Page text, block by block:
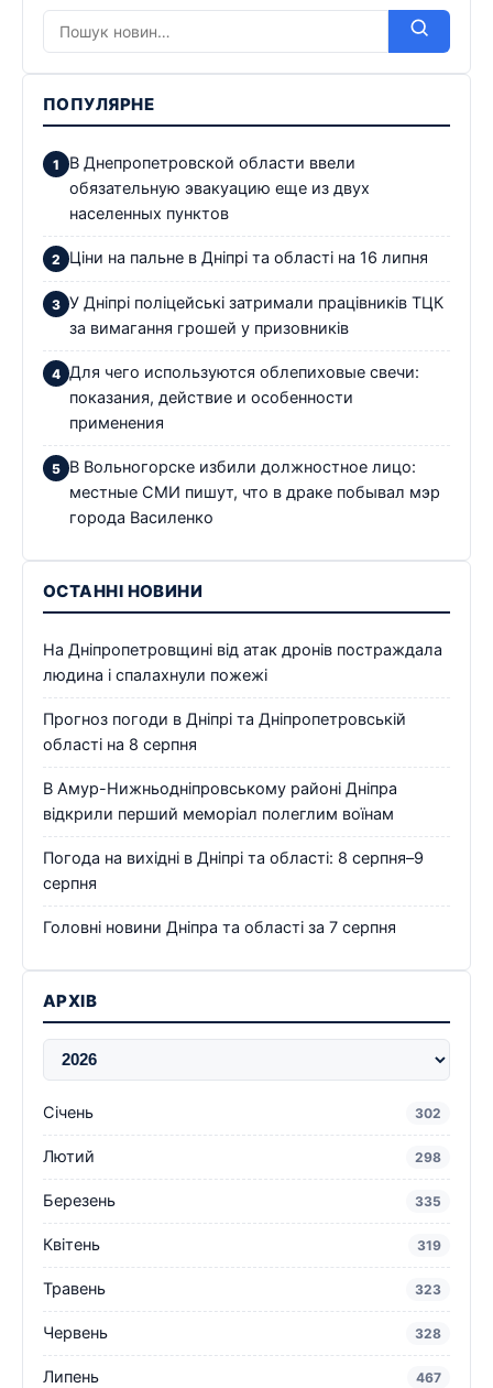
ПОПУЛЯРНЕ
В Днепропетровской области ввели
обязательную эвакуацию еще из двух
населенных пунктов
Ціни на пальне в Дніпрі та області на 16 липня
У Дніпрі поліцейські затримали працівників ТЦК
за вимагання грошей у призовників
Для чего используются облепиховые свечи:
показания, действие и особенности
применения
В Вольногорске избили должностное лицо:
местные СМИ пишут, что в драке побывал мэр
города Василенко
ОСТАННІ НОВИНИ
На Дніпропетровщині від атак дронів постраждала
людина і спалахнули пожежі
Прогноз погоди в Дніпрі та Дніпропетровській
області на 8 серпня
В Амур-Нижньодніпровському районі Дніпра
відкрили перший меморіал полеглим воїнам
Погода на вихідні в Дніпрі та області: 8 серпня–9
серпня
Головні новини Дніпра та області за 7 серпня
АРХІВ
Січень 302
Лютий 298
Березень 335
Квітень 319
Травень 323
Червень 328
Липень 467